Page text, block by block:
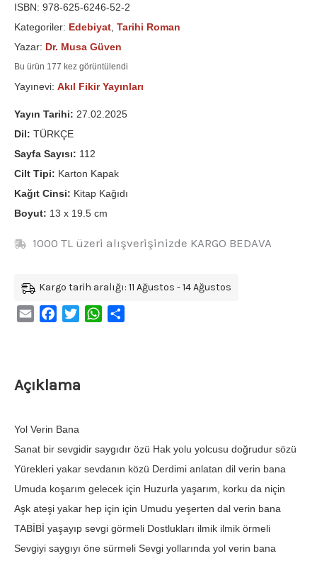
ISBN: 978-625-6246-52-2
Kategoriler: Edebiyat Tarihi Roman
Yazar: Dr. Musa Güven
Bu ürün 177 kez görüntülendi
Yayınevi: Akıl Fikir Yayınları
Yayın Tarihi: 27.02.2025
Dil: TÜRKÇE
Sayfa Sayısı: 112
Cilt Tipi: Karton Kapak
Kağıt Cinsi: Kitap Kağıdı
Boyut: 13 x 19.5 cm
1000 TL üzeri alışverişinizde KARGO BEDAVA
Kargo tarih aralığı: 11 Ağustos - 14 Ağustos
Email FacebookTwitterWhatsApp
Açıklama
Yol Verin Bana
Sanat bir sevgidir saygıdır özü Hak yolu yolcusu doğrudur sözü
Yürekleri yakar sevdanın közü Derdimi anlatan dil verin bana
Umuda koşarım gelecek için Huzurla yaşarım, korku da niçin
Aşk ateşi yakar hep için için Umudu yeşerten dal verin bana
TABİBİ yaşayıp sevgi görmeli Dostlukları ilmik ilmik örmeli
Sevgiyi saygıyı öne sürmeli Sevgi yollarında yol verin bana